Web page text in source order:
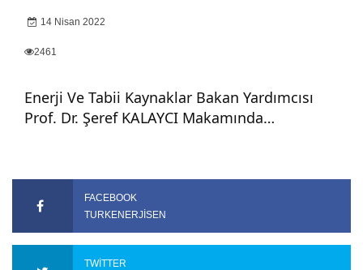
14 Nisan 2022
2461
Enerji Ve Tabii Kaynaklar Bakan Yardımcısı
Prof. Dr. Şeref KALAYCI Makamında…
FACEBOOK
TURKENERJISEN
TWITTER